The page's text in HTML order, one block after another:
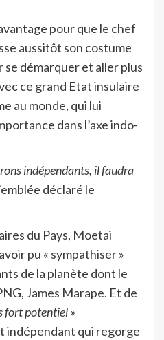
pour que le chef
aussitôt son costume
démarquer et aller plus
ce grand Etat insulaire
au monde, qui lui
dans l’axe indo-
indépendants, il faudra
déclaré le
du Pays, Moetai
pu « sympathiser »
de la planète dont le
James Marape. Et de
fort potentiel »
indépendant qui regorge